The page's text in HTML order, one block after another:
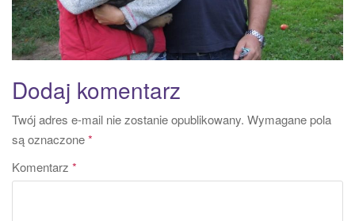
Dodaj komentarz
Twój adres e-mail nie zostanie opublikowany. Wymagane pola
są oznaczone*
Komentarz *